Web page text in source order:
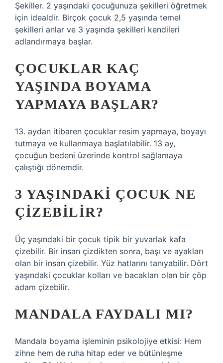
Şekiller. 2 yaşındaki çocuğunuza şekilleri öğretmek
için idealdir. Birçok çocuk 2,5 yaşında temel
şekilleri anlar ve 3 yaşında şekilleri kendileri
adlandırmaya başlar.
ÇOCUKLAR KAÇ
YAŞINDA BOYAMA
YAPMAYA BAŞLAR?
13. aydan itibaren çocuklar resim yapmaya, boyayı
tutmaya ve kullanmaya başlatılabilir. 13 ay,
çocuğun bedeni üzerinde kontrol sağlamaya
çalıştığı dönemdir.
3 YAŞINDAKI ÇOCUK NE
ÇIZEBILIR?
Üç yaşındaki bir çocuk tipik bir yuvarlak kafa
çizebilir. Bir insan çizdikten sonra, başı ve ayakları
olan bir insan çizebilir. Yüz hatlarını tanıyabilir. Dört
yaşındaki çocuklar kolları ve bacakları olan bir çöp
adam çizebilir.
MANDALA FAYDALI MI?
Mandala boyama işleminin psikolojiye etkisi: Hem
zihne hem de ruha hitap eder ve bütünleşme